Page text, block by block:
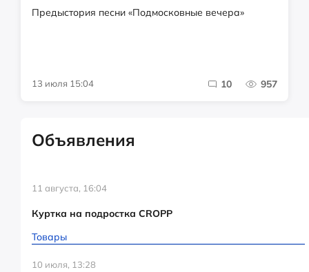
Предыстория песни «Подмосковные вечера»
13 июля 15:04 10 957
Объявления
11 августа, 16:04
Куртка на подростка CROPP
Товары
10 июля, 13:28